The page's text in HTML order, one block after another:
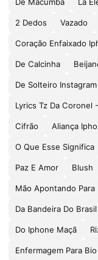
2 Dedos Vazado
Coração Enfaixado
De Calcinha
De Solteiro Instagram
Lyrics Tz Da Coronel
Cifrão Aliança
O Que Esse Significa
Paz E Amor Blush
Mão Apontando Para
Da Bandeira Do
Do Iphone Maçã
Enfermagem Para Bio